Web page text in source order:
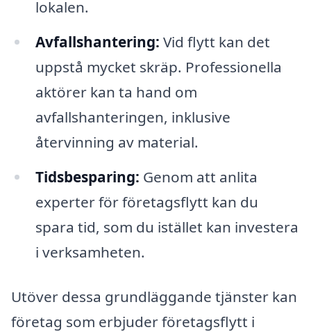
lokalen.
Avfallshantering: Vid flytt kan det
uppstå mycket skräp. Professionella
aktörer kan ta hand om
avfallshanteringen, inklusive
återvinning av material.
Tidsbesparing: Genom att anlita
experter för företagsflytt kan du
spara tid, som du istället kan investera
i verksamheten.
Utöver dessa grundläggande tjänster kan
företag som erbjuder företagsflytt i